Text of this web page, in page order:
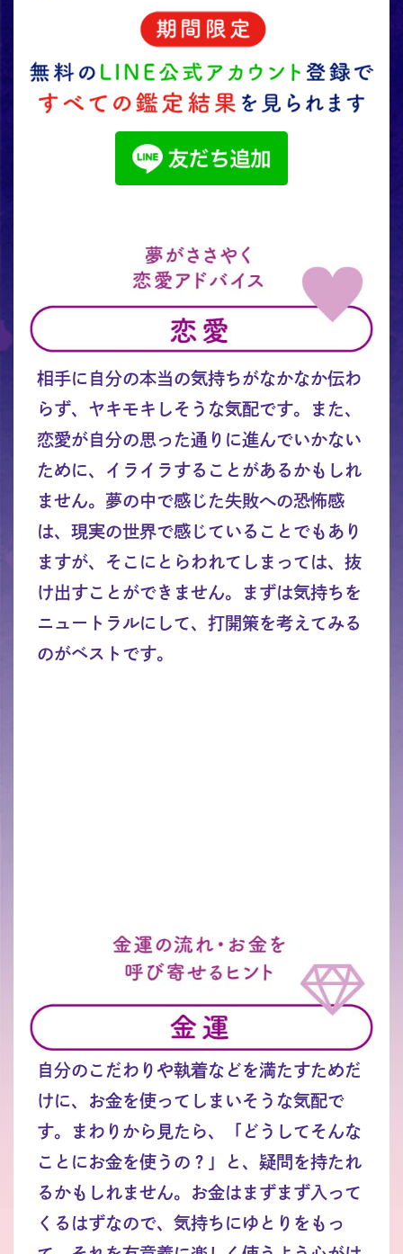
相手に自分の本当の気持ちがなかなか伝わ
らず、ヤキモキしそうな気配です。また、
恋愛が自分の思った通りに進んでいかない
ために、イライラすることがあるかもしれ
ません。夢の中で感じた失敗への恐怖感
は、現実の世界で感じていることでもあり
ますが、そこにとらわれてしまっては、抜
け出すことができません。まずは気持ちを
ニュートラルにして、打開策を考えてみる
のがベストです。
自分のこだわりや執着などを満たすためだ
けに、お金を使ってしまいそうな気配で
す。まわりから見たら、「どうしてそんな
ことにお金を使うの？」と、疑問を持たれ
るかもしれません。お金はまずまず入って
くるはずなので、気持ちにゆとりをもっ